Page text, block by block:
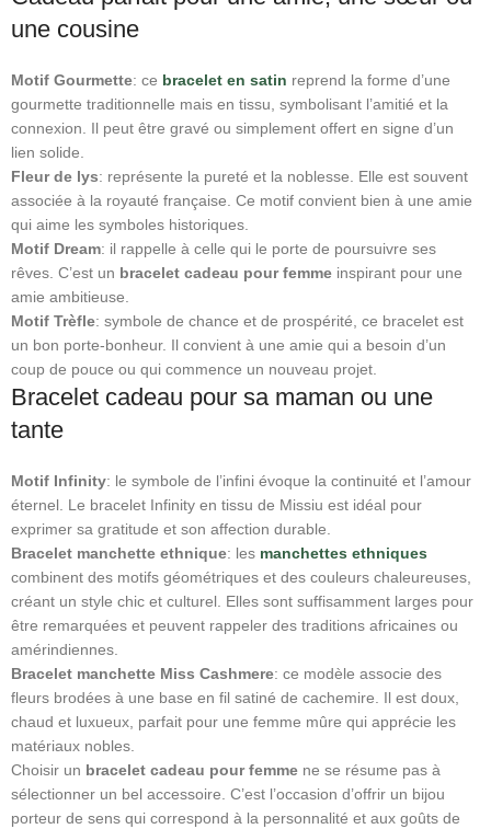
une cousine
Motif Gourmette: ce bracelet en satin reprend la forme d’une
gourmette traditionnelle mais en tissu, symbolisant l’amitié et la
connexion. Il peut être gravé ou simplement offert en signe d’un
lien solide.
Fleur de lys: représente la pureté et la noblesse. Elle est souvent
associée à la royauté française. Ce motif convient bien à une amie
qui aime les symboles historiques.
Motif Dream: il rappelle à celle qui le porte de poursuivre ses
rêves. C’est un bracelet cadeau pour femme inspirant pour une
amie ambitieuse.
Motif Trèfle: symbole de chance et de prospérité, ce bracelet est
un bon porte‑bonheur. Il convient à une amie qui a besoin d’un
coup de pouce ou qui commence un nouveau projet.
Bracelet cadeau pour sa maman ou une
tante
Motif Infinity: le symbole de l’infini évoque la continuité et l’amour
éternel. Le bracelet Infinity en tissu de Missiu est idéal pour
exprimer sa gratitude et son affection durable.
Bracelet manchette ethnique: les manchettes ethniques
combinent des motifs géométriques et des couleurs chaleureuses,
créant un style chic et culturel. Elles sont suffisamment larges pour
être remarquées et peuvent rappeler des traditions africaines ou
amérindiennes.
Bracelet manchette Miss Cashmere: ce modèle associe des
fleurs brodées à une base en fil satiné de cachemire. Il est doux,
chaud et luxueux, parfait pour une femme mûre qui apprécie les
matériaux nobles.
Choisir un bracelet cadeau pour femme ne se résume pas à
sélectionner un bel accessoire. C’est l’occasion d’offrir un bijou
porteur de sens qui correspond à la personnalité et aux goûts de